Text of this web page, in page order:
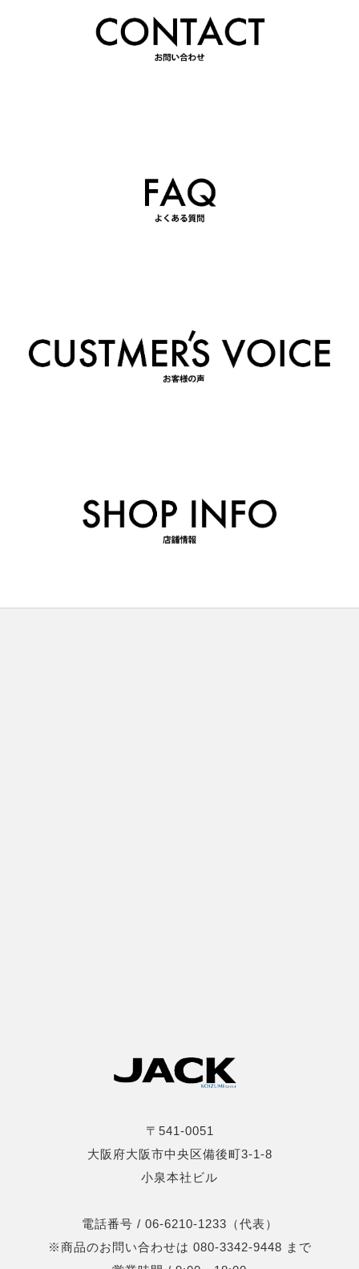
〒541-0051
大阪府大阪市中央区備後町3-1-8
小泉本社ビル
電話番号 / 06-6210-1233（代表）
※商品のお問い合わせは 080-3342-9448 まで